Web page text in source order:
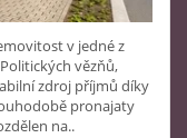
v jedné z
vězňů,
zdroj příjmů díky
pronajaty
na..